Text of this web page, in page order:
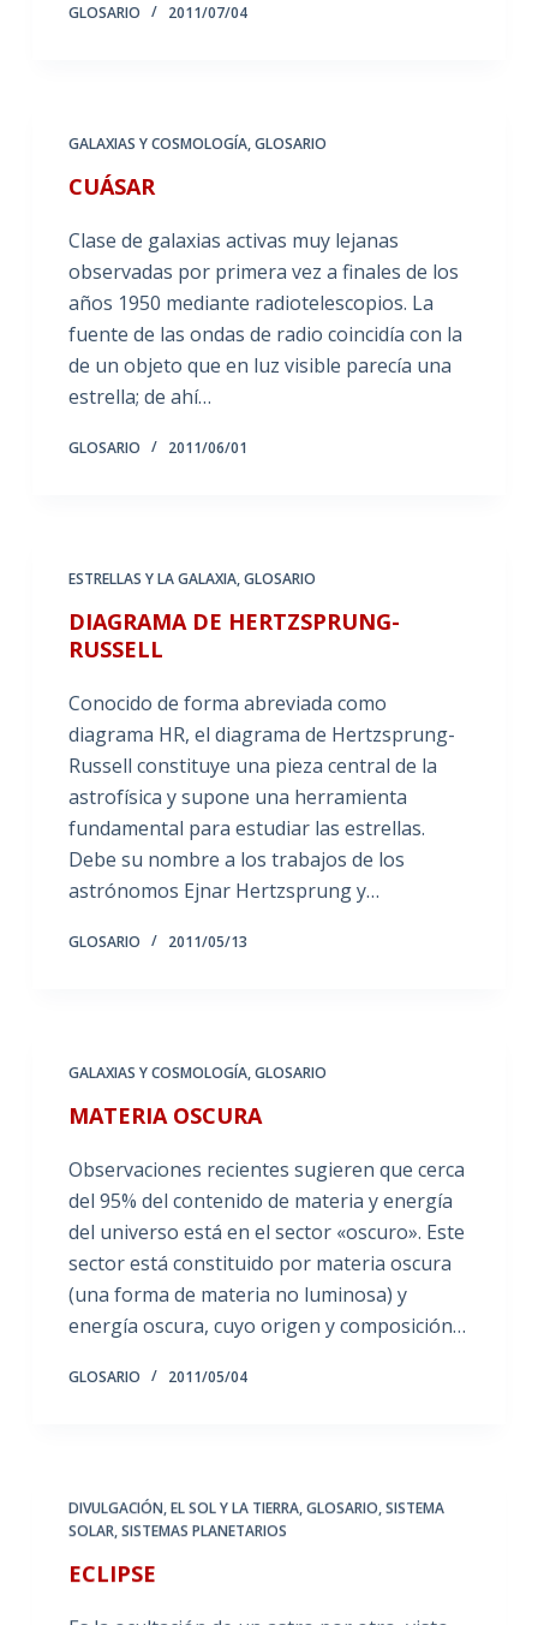
GLOSARIO 2011/07/04
GALAXIAS Y COSMOLOGÍA,GLOSARIO
CUÁSAR
Clase de galaxias activas muy lejanas
observadas por primera vez a finales de los
años 1950 mediante radiotelescopios. La
fuente de las ondas de radio coincidía con la
de un objeto que en luz visible parecía una
estrella; de ahí…
GLOSARIO 2011/06/01
ESTRELLAS Y LA GALAXIA,GLOSARIO
DIAGRAMA DE HERTZSPRUNG-
RUSSELL
Conocido de forma abreviada como
diagrama HR, el diagrama de Hertzsprung-
Russell constituye una pieza central de la
astrofísica y supone una herramienta
fundamental para estudiar las estrellas.
Debe su nombre a los trabajos de los
astrónomos Ejnar Hertzsprung y…
GLOSARIO 2011/05/13
GALAXIAS Y COSMOLOGÍA,GLOSARIO
MATERIA OSCURA
Observaciones recientes sugieren que cerca
del 95% del contenido de materia y energía
del universo está en el sector «oscuro». Este
sector está constituido por materia oscura
(una forma de materia no luminosa) y
energía oscura, cuyo origen y composición…
GLOSARIO 2011/05/04
DIVULGACIÓN,EL SOL Y LA TIERRA,GLOSARIO,SISTEMA
SOLAR,SISTEMAS PLANETARIOS
ECLIPSE